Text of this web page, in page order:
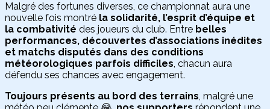
Malgré des fortunes diverses, ce championnat aura une
nouvelle fois montré la solidarité, l’esprit d’équipe et
la combativité des joueurs du club. Entre belles
performances, découvertes d’associations inédites
et matchs disputés dans des conditions
météorologiques parfois difficiles, chacun aura
défendu ses chances avec engagement.
Toujours présents au bord des terrains, malgré une